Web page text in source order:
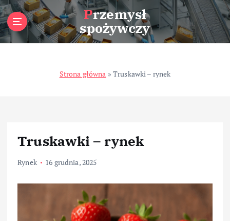
S
k
i
p
n
Przemysł
spożywczy
Strona główna » Truskawki – rynek
Truskawki – rynek
Rynek 16 grudnia, 2025